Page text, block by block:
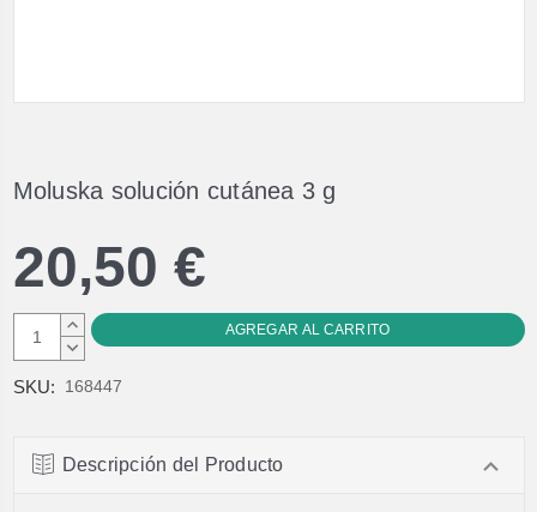
Moluska solución cutánea 3 g
20,50 €
AUMENTAR
CANTIDAD:
DISMINUIR
SKU: 168447
Descripción del Producto